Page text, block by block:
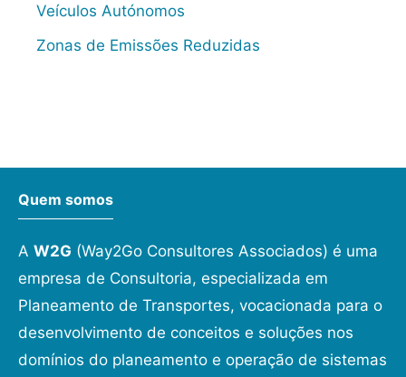
Veículos Autónomos
Zonas de Emissões Reduzidas
Quem somos
A W2G (Way2Go Consultores Associados) é uma
empresa de Consultoria, especializada em
Planeamento de Transportes, vocacionada para o
desenvolvimento de conceitos e soluções nos
domínios do planeamento e operação de sistemas